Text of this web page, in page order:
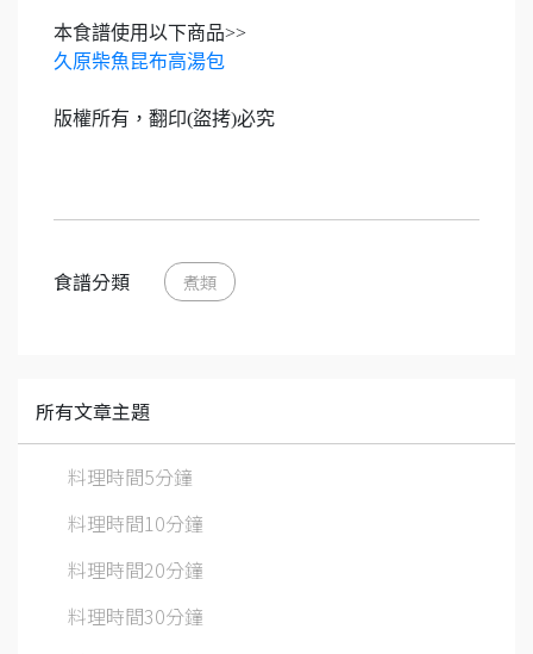
本食譜使用以下商品>>
久原柴魚昆布高湯包
版權所有，翻印(盜拷)必究
食譜分類 煮類
所有文章主題
料理時間5分鐘
料理時間10分鐘
料理時間20分鐘
料理時間30分鐘